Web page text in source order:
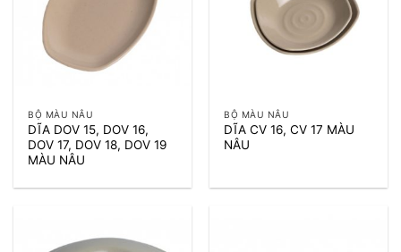
BỘ MÀU NÂU
DĨA DOV 15, DOV 16,
DOV 17, DOV 18, DOV 19
MÀU NÂU
BỘ MÀU NÂU
DĨA CV 16, CV 17 MÀU
NÂU